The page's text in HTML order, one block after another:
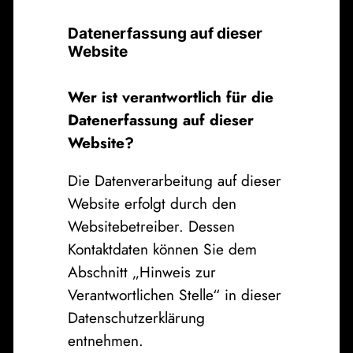
Datenerfassung auf dieser
Website
Wer ist verantwortlich für die
Datenerfassung auf dieser
Website?
Die Datenverarbeitung auf dieser
Website erfolgt durch den
Websitebetreiber. Dessen
Kontaktdaten können Sie dem
Abschnitt „Hinweis zur
Verantwortlichen Stelle“ in dieser
Datenschutzerklärung
entnehmen.